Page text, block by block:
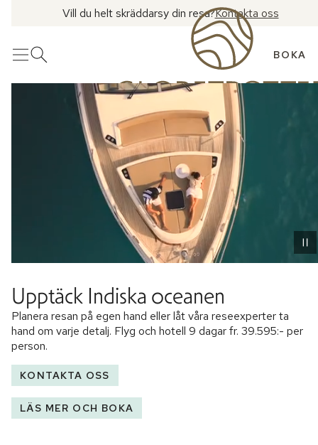
Vill du helt skräddarsy din resa?Kontakta oss
MenyÖppna sök BOKA
Upptäck Indiska oceanen
Planera resan på egen hand eller låt våra reseexperter ta
hand om varje detalj. Flyg och hotell 9 dagarfr. 39.595:- per
person.
KONTAKTA OSS
LÄS MER OCH BOKA